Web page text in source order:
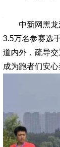
中新网黑龙江
3.5万名参赛选
道内外，疏导
成为跑者们安心